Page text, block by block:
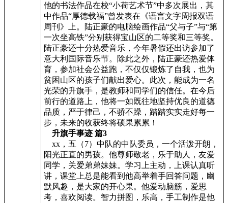
他的书法作品在校“小荷艺术节”中多次展出，其
中作品“厚德载福”曾发表在《语言文字周报双语
周刊》上。陆正豪的电脑绘画作品“父与子”与“第
一次坐高铁”分别获得宝山区的二等奖和三等奖。
陆正豪还十分热爱音乐，今年暑假还出访参加了
意大利国际音乐节。除此之外，陆正豪还热爱体
育，参加社会公益跑，不仅仅锻炼了自我，也为
贫困山区的孩子们献出爱心。此次，能成为一名
光荣的升旗手，是教师和同学们的信任。在今后
前行的道路上，他将一如既往地坚持优良的道德
品质，严于律己，不骄不躁，踏踏实实走好每一
步，未来的收获终将硕果累累！
升旗手事迹 篇3
xx，五（7）中队的中队委员，一个活泼开朗，
阳光正直的男孩。他尊师敬老，乐于助人，友爱
同学，关爱弟弟妹妹。学习上主动，上课认真听
讲，课堂上总是能看到他高举着手回答问题，幽
默风趣，是大家的开心果。他爱动脑筋，爱思
考，喜欢阅读。智力拼图，乐高，手工制作是他